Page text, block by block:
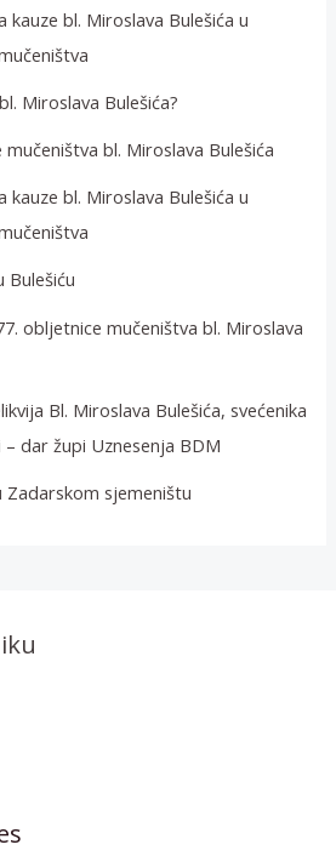
bl. Miroslava Bulešića u
Miroslava Bulešića?
bl. Miroslava Bulešića
bl. Miroslava Bulešića u
Bulešiću
obljetnice mučeništva bl. Miroslava
Bl. Miroslava Bulešića, svećenika
dar župi Uznesenja BDM
Zadarskom sjemeništu